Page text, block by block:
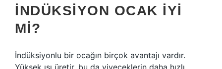
İNDÜKSIYON OCAK IYI
MI?
İndüksiyonlu bir ocağın birçok avantajı vardır.
Yüksek ısı üretir, bu da yiyeceklerin daha hızlı